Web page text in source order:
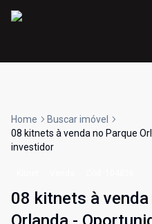
Home
Buscar imóvel
08 kitnets à venda no Parque
investidor
08 kitnets à venda